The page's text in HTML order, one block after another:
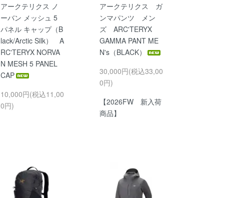
アークテリクス ノ
ーバン メッシュ 5
パネル キャップ（B
lack/Arctic Silk） A
RC'TERYX NORVA
N MESH 5 PANEL
CAP
10,000円(税込11,00
0円)
アークテリクス ガ
ンマパンツ メン
ズ ARC'TERYX
GAMMA PANT ME
N's（BLACK）
30,000円(税込33,00
0円)
【2026FW 新入荷
商品】